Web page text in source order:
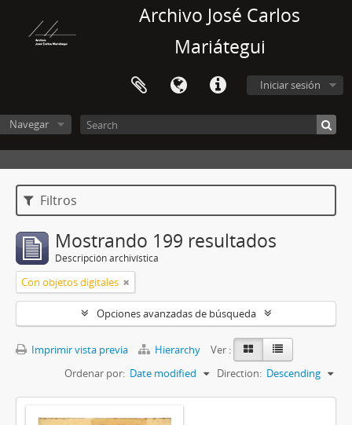
Archivo José Carlos
Mariátegui
Iniciar sesión
Navegar
Filtros
Mostrando 199 resultados
Descripción archivística
Con objetos digitales
Opciones avanzadas de búsqueda
Imprimir vista previa Hierarchy
Ver :
Ordenar por: Date modified Direction: Descending